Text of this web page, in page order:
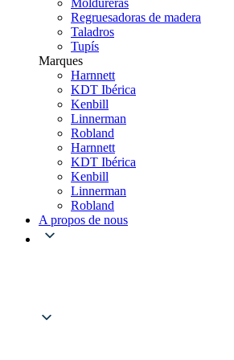
Regruesadoras de madera
Taladros
Tupís
Marques
Harnnett
KDT Ibérica
Kenbill
Linnerman
Robland
Harnnett
KDT Ibérica
Kenbill
Linnerman
Robland
A propos de nous